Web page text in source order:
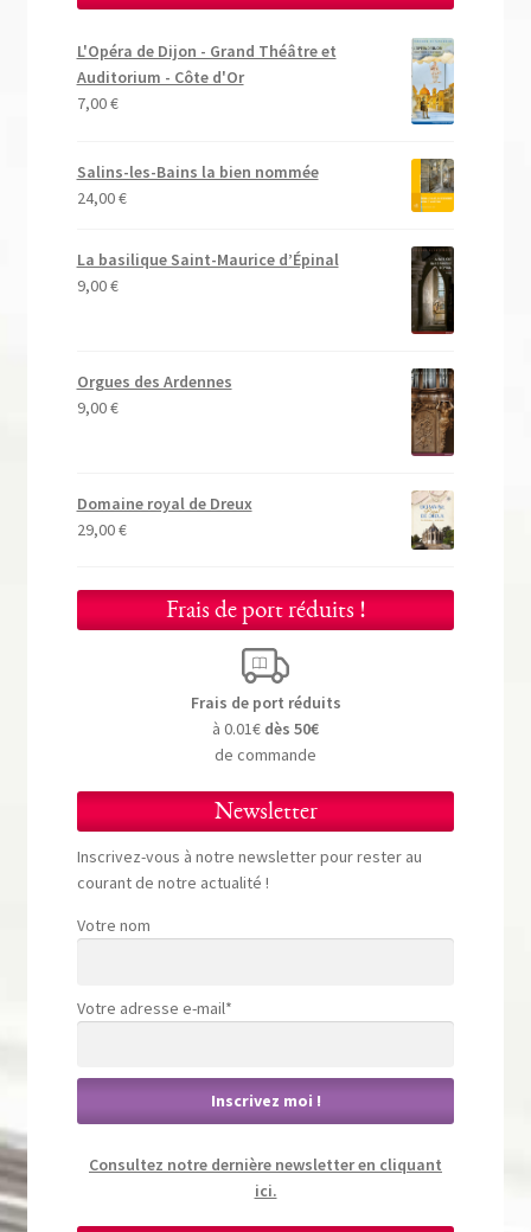
L'Opéra de Dijon - Grand Théâtre et
Auditorium - Côte d'Or
7,00€
Salins-les-Bains la bien nommée
24,00€
La basilique Saint-Maurice d’Épinal
9,00€
Orgues des Ardennes
9,00€
Domaine royal de Dreux
29,00€
Frais de port réduits !
Frais de port réduits
à 0.01€ dès 50€
de commande
Newsletter
Inscrivez-vous à notre newsletter pour rester au
courant de notre actualité !
Votre nom
Votre adresse e-mail*
Consultez notre dernière newsletter en cliquant
ici.